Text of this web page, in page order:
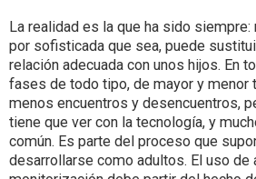
La realidad es la que ha sido siempre:
por sofisticada que sea, puede
relación adecuada con unos hijos. En
fases de todo tipo, de mayor y menor
menos encuentros y desencuentros,
tiene que ver con la tecnología, y
común. Es parte del proceso que
desarrollarse como adultos. El uso de